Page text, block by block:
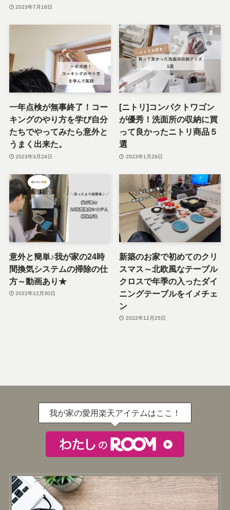
2023年7月16日
一年点検が無事終了！コー
キングのやり方を学び自分
たちでやってみたら意外と
うまく出来た。
2023年3月24日
[ニトリ]コンパクトワゴン
が優秀！洗面所の収納に買
って良かったニトリ商品５
選
2023年1月29日
意外と簡単♪我が家の24時
間換気システムの掃除の仕
方～動画あり★
2022年12月30日
新築のお家で初めてのクリ
スマス～北欧風なテーブル
クロスで年季の入ったダイ
ニングテーブルをイメチェ
ン
2022年12月25日
我が家の愛用楽天アイテムはここ！